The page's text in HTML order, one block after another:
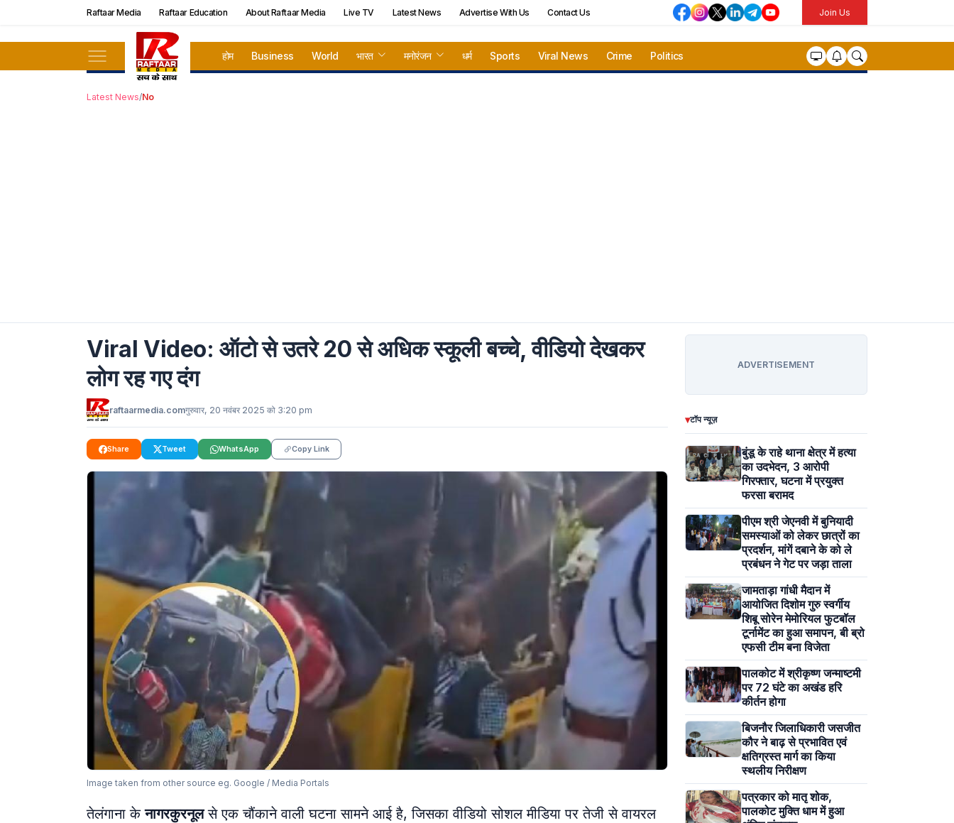
Join Us
Raftaar Media Raftaar Education About Raftaar Media Live TV Latest News Advertise With Us Contact Us
होम Business World भारत मनोरंजन धर्म Sports Viral News Crime Politics
Latest News/No
Viral Video: ऑटो से उतरे 20 से अधिक स्कूली बच्चे, वीडियो देखकर
लोग रह गए दंग
raftaarmedia.comगुरुवार, 20 नवंबर 2025 को 3:20 pm
Share Tweet WhatsApp Copy Link
Image taken from other source eg. Google / Media Portals
तेलंगाना केनागरकुरनूलसे एक चौंकाने वाली घटना सामने आई है, जिसका वीडियो सोशल मीडिया पर तेजी से वायरल
ADVERTISEMENT
▾टॉप न्यूज़
बुंडू के राहे थाना क्षेत्र में हत्या
का उदभेदन, 3 आरोपी
गिरफ्तार, घटना में प्रयुक्त
फरसा बरामद
पीएम श्री जेएनवी में बुनियादी
समस्याओं को लेकर छात्रों का
प्रदर्शन, मांगें दबाने के को ले
प्रबंधन ने गेट पर जड़ा ताला
जामताड़ा गांधी मैदान में
आयोजित दिशोम गुरु स्वर्गीय
शिबू सोरेन मेमोरियल फुटबॉल
टूर्नामेंट का हुआ समापन, बी ब्रो
एफसी टीम बना विजेता
पालकोट में श्रीकृष्ण जन्माष्टमी
पर 72 घंटे का अखंड हरि
कीर्तन होगा
बिजनौर जिलाधिकारी जसजीत
कौर ने बाढ़ से प्रभावित एवं
क्षतिग्रस्त मार्ग का किया
स्थलीय निरीक्षण
पत्रकार को मातृ शोक,
पालकोट मुक्ति धाम में हुआ